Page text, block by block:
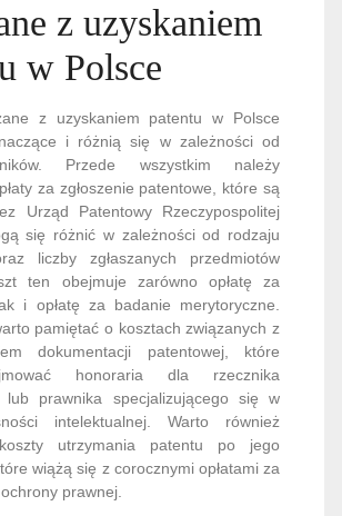
z uzyskaniem
w Polsce
z uzyskaniem patentu w Polsce
i różnią się w zależności od
Przede wszystkim należy
za zgłoszenie patentowe, które są
Urząd Patentowy Rzeczypospolitej
się różnić w zależności od rodzaju
liczby zgłaszanych przedmiotów
ten obejmuje zarówno opłatę za
i opłatę za badanie merytoryczne.
pamiętać o kosztach związanych z
dokumentacji patentowej, które
honoraria dla rzecznika
lub prawnika specjalizującego się w
intelektualnej. Warto również
utrzymania patentu po jego
wiążą się z corocznymi opłatami za
prawnej.